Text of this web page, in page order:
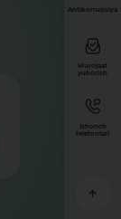
Antikorrupsiya
Murojaat
yuborish
Ishonch
telefonlari